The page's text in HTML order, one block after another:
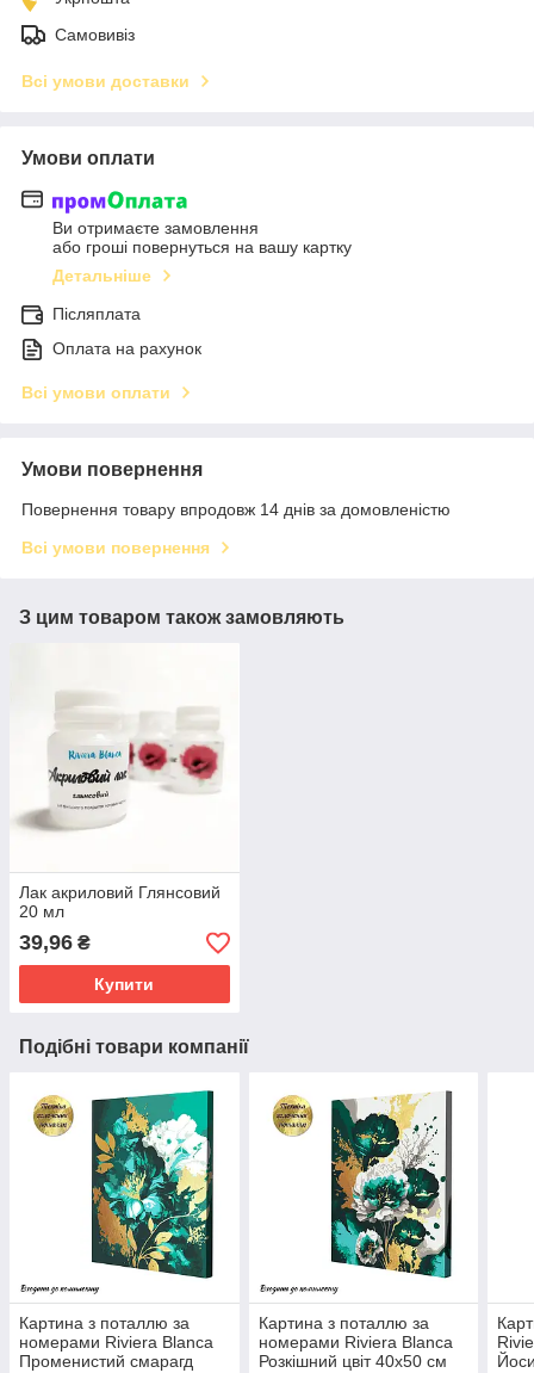
Самовивіз
Всі умови доставки
Умови оплати
Ви отримаєте замовлення
або гроші повернуться на вашу картку
Детальніше
Післяплата
Оплата на рахунок
Всі умови оплати
Умови повернення
Повернення товару впродовж 14 днів за домовленістю
Всі умови повернення
З цим товаром також замовляють
Лак акриловий Глянсовий
20 мл
39,96 ₴
Купити
Подібні товари компанії
Картина з поталлю за
номерами Riviera Blanca
Променистий смарагд
Картина з поталлю за
номерами Riviera Blanca
Розкішний цвіт 40x50 см